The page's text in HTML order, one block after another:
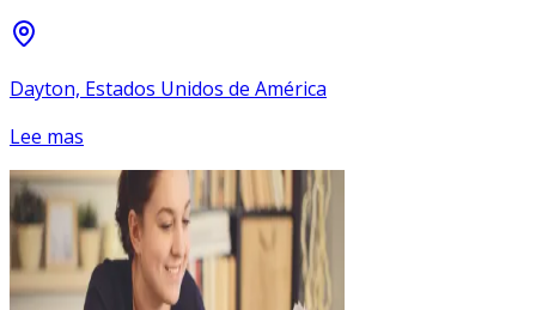
Dayton, Estados Unidos de América
Lee mas